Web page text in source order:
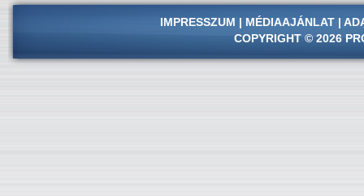
IMPRESSZUM | MÉDIAAJÁNLAT |
COPYRIGHT © 2026